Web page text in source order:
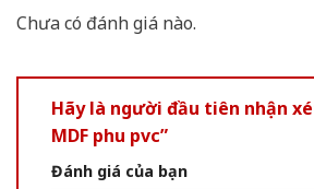
Chưa có đánh giá nào.
Hãy là người đầu tiên nhận
MDF phu pvc”
Đánh giá của bạn